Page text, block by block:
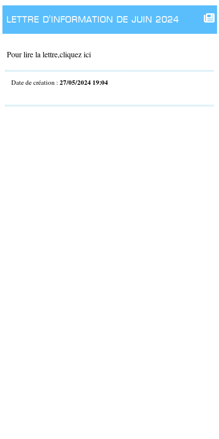
lettre d'information de JUIN 2024
Pour lire la lettre,cliquez ici
Date de création : 27/05/2024 19:04